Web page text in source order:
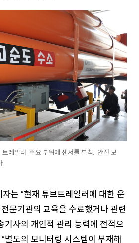
트레일러 주요 부위에 센서를 부착, 안전 모
.
는 “현재 튜브트레일러에 대한 운
문기관의 교육을 수료했거나 관련
기사의 개인적 관리 능력에 전적으
별도의 모니터링 시스템이 부재해